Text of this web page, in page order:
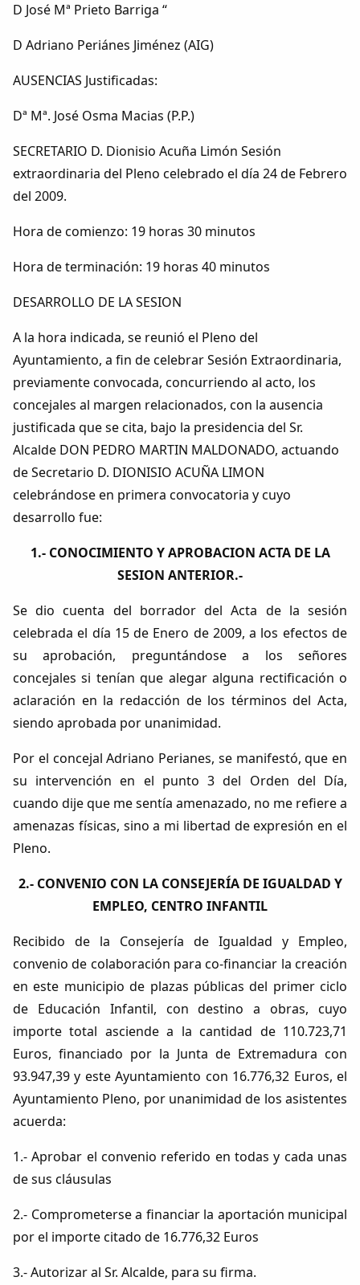
Modo oscuro
D José Mª Prieto Barriga “
D Adriano Periánes Jiménez (AIG)
AUSENCIAS Justificadas:
Dª Mª. José Osma Macias (P.P.)
SECRETARIO D. Dionisio Acuña Limón Sesión
extraordinaria del Pleno celebrado el día 24 de Febrero
del 2009.
Hora de comienzo: 19 horas 30 minutos
Hora de terminación: 19 horas 40 minutos
DESARROLLO DE LA SESION
A la hora indicada, se reunió el Pleno del
Ayuntamiento, a fin de celebrar Sesión Extraordinaria,
previamente convocada, concurriendo al acto, los
concejales al margen relacionados, con la ausencia
justificada que se cita, bajo la presidencia del Sr.
Alcalde DON PEDRO MARTIN MALDONADO, actuando
de Secretario D. DIONISIO ACUÑA LIMON
celebrándose en primera convocatoria y cuyo
desarrollo fue:
1.- CONOCIMIENTO Y APROBACION ACTA DE LA
SESION ANTERIOR.-
Se dio cuenta del borrador del Acta de la sesión
celebrada el día 15 de Enero de 2009, a los efectos de
su aprobación, preguntándose a los señores
concejales si tenían que alegar alguna rectificación o
aclaración en la redacción de los términos del Acta,
siendo aprobada por unanimidad.
Por el concejal Adriano Perianes, se manifestó, que en
su intervención en el punto 3 del Orden del Día,
cuando dije que me sentía amenazado, no me refiere a
amenazas físicas, sino a mi libertad de expresión en el
Pleno.
2.- CONVENIO CON LA CONSEJERÍA DE IGUALDAD Y
EMPLEO, CENTRO INFANTIL
Recibido de la Consejería de Igualdad y Empleo,
convenio de colaboración para co-financiar la creación
en este municipio de plazas públicas del primer ciclo
de Educación Infantil, con destino a obras, cuyo
importe total asciende a la cantidad de 110.723,71
Euros, financiado por la Junta de Extremadura con
93.947,39 y este Ayuntamiento con 16.776,32 Euros, el
Ayuntamiento Pleno, por unanimidad de los asistentes
acuerda:
1.- Aprobar el convenio referido en todas y cada unas
de sus cláusulas
2.- Comprometerse a financiar la aportación municipal
por el importe citado de 16.776,32 Euros
3.- Autorizar al Sr. Alcalde, para su firma.